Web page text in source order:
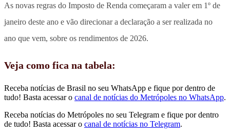
As novas regras do Imposto de Renda começaram a valer em 1º de
janeiro deste ano e vão direcionar a declaração a ser realizada no
ano que vem, sobre os rendimentos de 2026.
Veja como fica na tabela:
Receba notícias de Brasil no seu WhatsApp e fique por dentro de
tudo! Basta acessar o canal de notícias do Metrópoles no WhatsApp.
Receba notícias do Metrópoles no seu Telegram e fique por dentro
de tudo! Basta acessar o canal de notícias no Telegram.